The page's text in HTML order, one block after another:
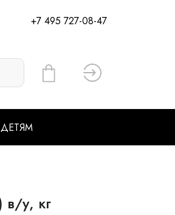
+7 495 727-08-47
Вход
ДЕТЯМ
у, кг